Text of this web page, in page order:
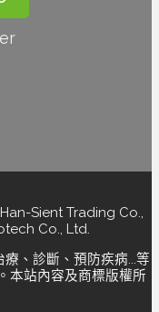
Sient Trading Co.,
Co., Ltd.
、診斷、預防疾病...等
本站內容及商標版權所